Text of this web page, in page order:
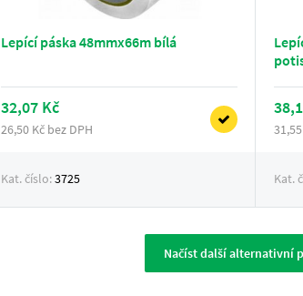
Lepící páska 48mmx66m bílá
32,07 Kč
26,50 Kč bez DPH
Kat. číslo:3725 Kat.
Načíst další alternativní